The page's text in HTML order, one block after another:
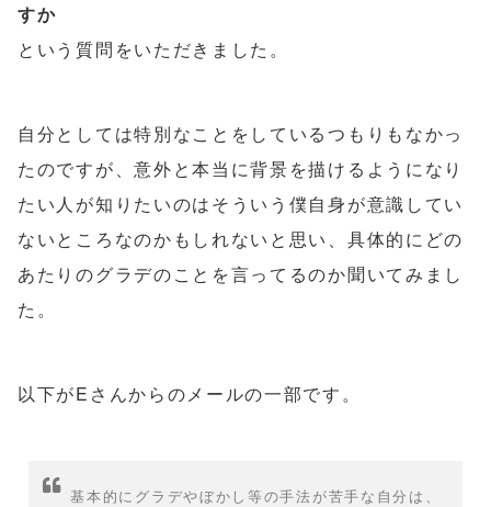
すか
という質問をいただきました。
自分としては特別なことをしているつもりもなかっ
たのですが、意外と本当に背景を描けるようになり
たい人が知りたいのはそういう僕自身が意識してい
ないところなのかもしれないと思い、具体的にどの
あたりのグラデのことを言ってるのか聞いてみまし
た。
以下がEさんからのメールの一部です。
基本的にグラデやぼかし等の手法が苦手な自分は、